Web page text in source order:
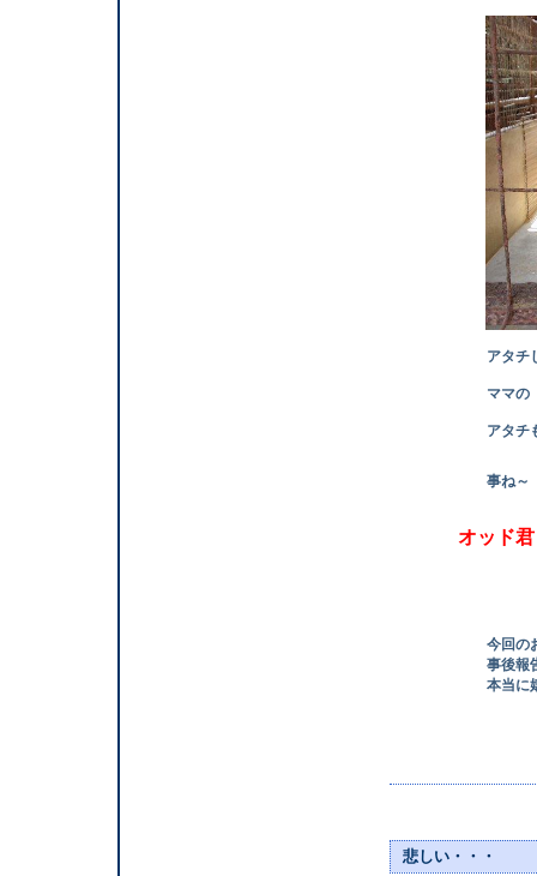
アタチじゃ
ママ
アタチもクレ
事ね
オッド
今回のお写真
事後報告で
本当に嬉しくっ
悲しい・・・